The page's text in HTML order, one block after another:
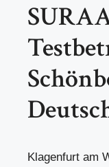
Klagenfurt am